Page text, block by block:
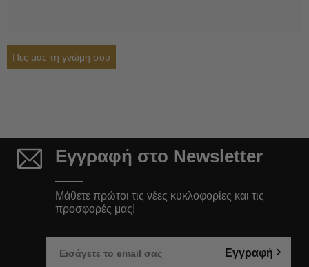
Πες μας τη γνώμη σου
Εγγραφή στο Newsletter
Μάθετε πρώτοι τις νέες κυκλοφορίες και τις
προσφορές μας!
Εγγραφή